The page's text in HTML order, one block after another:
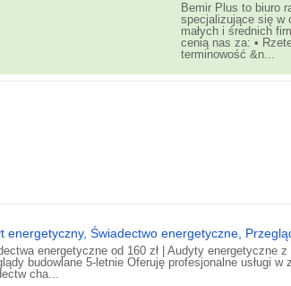
Bemir Plus to biuro
specjalizujące się w
małych i średnich
cenią nas za: •
terminowość &n...
energetyczny, Świadectwo energetyczne,
energetyczne od 160 zł | Audyty energetyczne z
budowlane 5-letnie Oferuję profesjonalne usługi w
cha...